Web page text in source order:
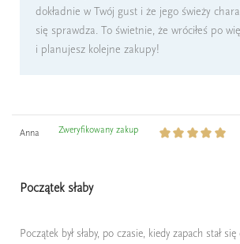
dokładnie w Twój gust i że jego świeży
się sprawdza. To świetnie, że wróciłeś po
i planujesz kolejne zakupy!
Anna Zweryfikowany zakup
Początek słaby
Początek był słaby, po czasie, kiedy zapach stał